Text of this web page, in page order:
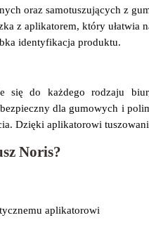
oraz samotuszujących z
z aplikatorem, który ułatwia
identyfikacja produktu.
się do każdego rodzaju
dla gumowych i
Dzięki aplikatorowi
Noris?
aplikatorowi